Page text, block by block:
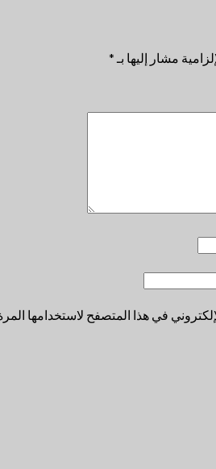
مشار إليها بـ *
في هذا المتصفح لاستخدامها